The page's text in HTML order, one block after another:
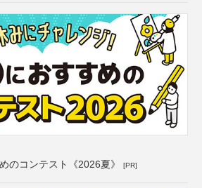
のコンテスト《2026夏》 [PR]